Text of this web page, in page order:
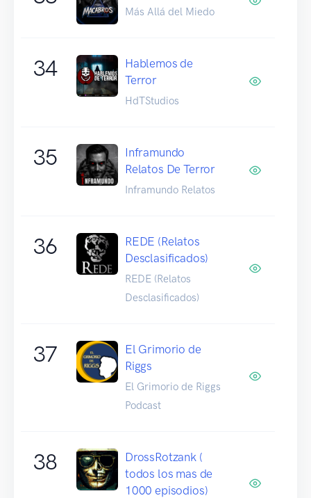
Más Allá del Miedo
34
Hablemos de
Terror
HdTStudios
35
Inframundo
Relatos De Terror
Inframundo Relatos
36
REDE (Relatos
Desclasificados)
REDE (Relatos
Desclasificados)
37
El Grimorio de
Riggs
El Grimorio de Riggs
Podcast
38
DrossRotzank (
todos los mas de
1000 episodios)